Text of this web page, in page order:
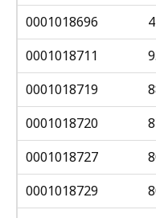
0001018696
0001018711
0001018719
0001018720
0001018727
0001018729